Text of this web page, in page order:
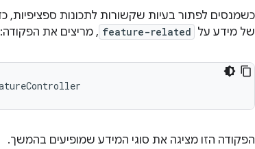
של מידע על feature-related , מריצים את הפקודה:
הפקודה הזו מציגה את סוגי המידע שמופיעים בהמשך.